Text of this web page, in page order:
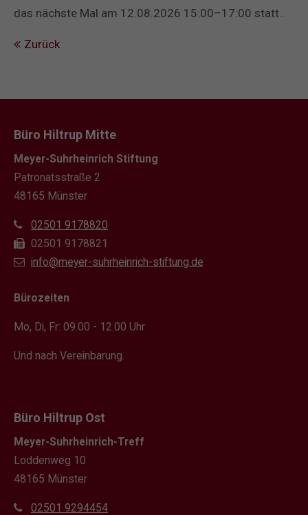
das nächste Mal am 12.08.2026 15:00–17:00 statt..
Zurück
Büro Hiltrup Mitte
Meyer-Suhrheinrich Stiftung
Patronatsstraße 2
48165 Münster
02501 9178820
02501 9178821
info@meyer-suhrheinrich-stiftung.de
Bürozeiten
Mo, Di, Fr: 09.00 - 12.00 Uhr
Und nach Vereinbarung.
Büro Hiltrup Ost
Meyer-Suhrheinrich-Treff
Loddenweg 10
48165 Münster
02501 9294454